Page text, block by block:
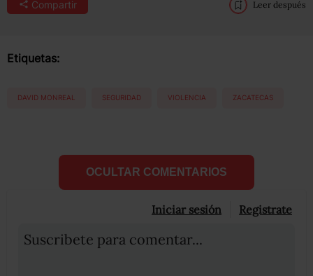
Compartir Leer después
Etiquetas:
DAVID MONREAL SEGURIDAD VIOLENCIA ZACATECAS
OCULTAR COMENTARIOS
Iniciar sesión Registrate
Suscribete para comentar...